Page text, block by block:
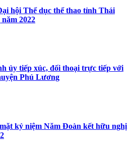
hội Thể dục thể thao tỉnh Thái
2022
ủy tiếp xúc, đối thoại trực tiếp với
Phú Lương
kỷ niệm Năm Đoàn kết hữu nghị